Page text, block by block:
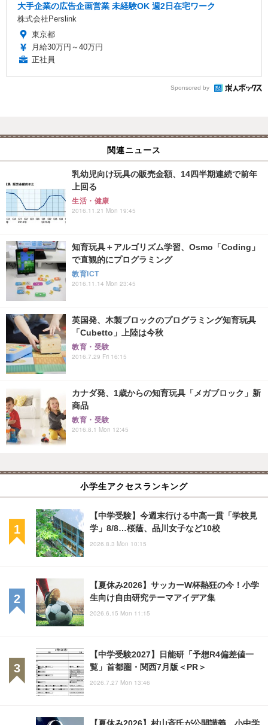
大手企業の広告企画営業 未経験OK 週2日在宅ワーク
株式会社Perslink
東京都
月給30万円～40万円
正社員
Sponsored by
関連ニュース
乳幼児向け玩具の販売金額、14四半期連続で前年
上回る
生活・健康
2016.11.21 Mon 19:45
知育玩具＋アルゴリズム学習、Osmo「Coding」
で直観的にプログラミング
教育ICT
2016.11.14 Mon 23:45
英国発、木製ブロックのプログラミング知育玩具
「Cubetto」上陸は今秋
教育・受験
2016.7.29 Fri 16:15
カナダ発、1歳からの知育玩具「メガブロック」新
商品
教育・受験
2016.8.1 Mon 12:45
小学生アクセスランキング
【中学受験】今週末行ける中高一貫「学校見
学」8/8…桜蔭、品川女子など10校
2026.8.3 Mon 10:15
【夏休み2026】サッカーW杯熱狂の今！小学
生向け自由研究テーマアイデア集
2026.6.15 Mon 11:15
【中学受験2027】日能研「予想R4偏差値一
覧」首都圏・関西7月版＜PR＞
2026.7.27 Mon 13:46